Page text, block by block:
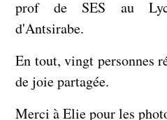
prof de SES au
d'Antsirabe.
En tout, vingt personnes
de joie partagée.
Merci à Elie pour les